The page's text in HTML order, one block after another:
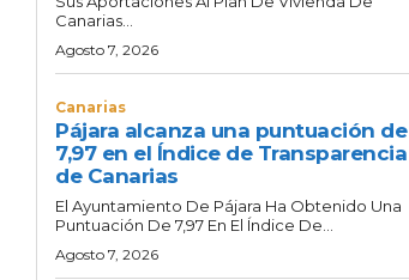
Canarias...
Agosto 7, 2026
Canarias
Pájara alcanza una puntuación de
7,97 en el Índice de Transparencia
de Canarias
El Ayuntamiento De Pájara Ha Obtenido Una
Puntuación De 7,97 En El Índice De...
Agosto 7, 2026